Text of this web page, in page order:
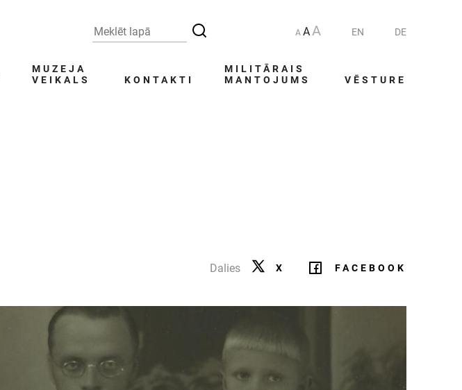
A AA EN DE
MUZEJA
VEIKALS
KONTAKTI
MILITĀRAIS
MANTOJUMS
VĒSTURE
Dalies X FACEBOOK